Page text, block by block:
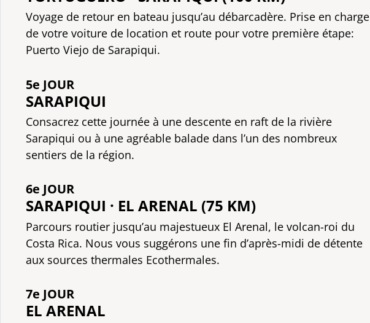
Voyage de retour en bateau jusqu’au débarcadère. Prise en charge
de votre voiture de location et route pour votre première étape:
Puerto Viejo de Sarapiqui.
5e JOUR
SARAPIQUI
Consacrez cette journée à une descente en raft de la rivière
Sarapiqui ou à une agréable balade dans l’un des nombreux
sentiers de la région.
6e JOUR
SARAPIQUI · EL ARENAL (75 KM)
Parcours routier jusqu’au majestueux El Arenal, le volcan-roi du
Costa Rica. Nous vous suggérons une fin d’après-midi de détente
aux sources thermales Ecothermales.
7e JOUR
EL ARENAL